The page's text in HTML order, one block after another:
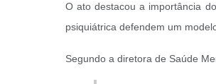
O ato destacou a importância
psiquiátrica defendem um
Segundo a diretora de Saúde